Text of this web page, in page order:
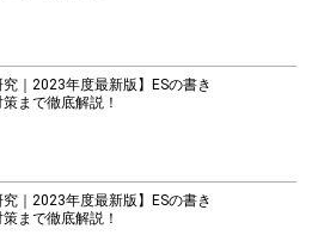
究｜2023年度最新版】ESの書き
まで徹底解説！
究｜2023年度最新版】ESの書き
まで徹底解説！